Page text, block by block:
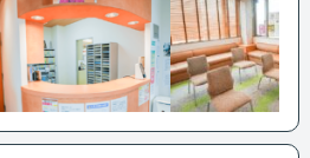
を総合的にサポートしています。
フが、安心して治療を受けられるよう努めていま